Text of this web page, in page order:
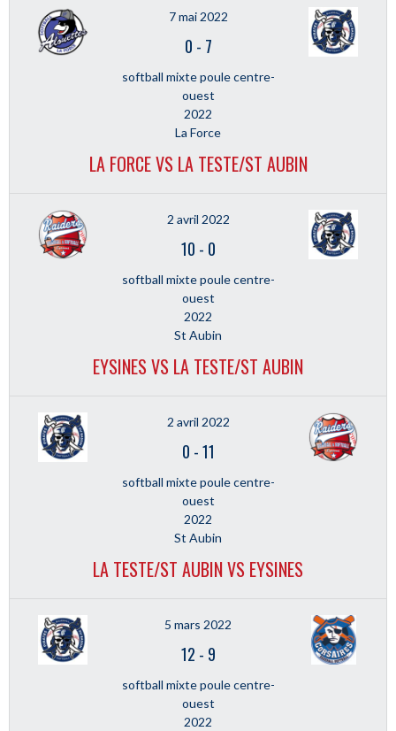
7 mai 2022
0 - 7
softball mixte poule centre-
ouest
2022
La Force
LA FORCE VS LA TESTE/ST AUBIN
2 avril 2022
10 - 0
softball mixte poule centre-
ouest
2022
St Aubin
EYSINES VS LA TESTE/ST AUBIN
2 avril 2022
0 -11
softball mixte poule centre-
ouest
2022
St Aubin
LA TESTE/ST AUBIN VS EYSINES
5 mars 2022
12 - 9
softball mixte poule centre-
ouest
2022